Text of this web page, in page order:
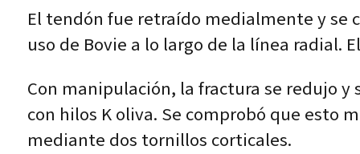
El tendón fue retraído medialmente y se
uso de Bovie a lo largo de la línea radial.
Con manipulación, la fractura se redujo
con hilos K oliva. Se comprobó que esto
mediante dos tornillos corticales.